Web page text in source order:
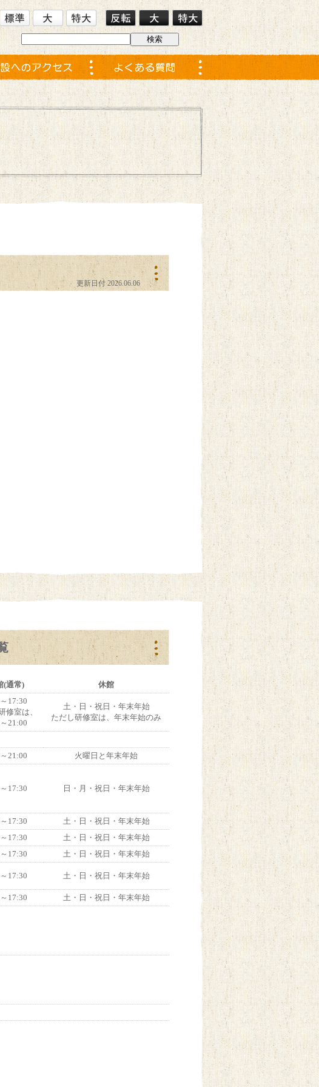
更新日付 2026.06.06
(通常) 休館
17:30
修室は、
21:00
土・日・祝日・年末年始
ただし研修室は、年末年始のみ
21:00 火曜日と年末年始
17:30 日・月・祝日・年末年始
17:30
土・日・祝日・年末年始
17:30
土・日・祝日・年末年始
17:30
土・日・祝日・年末年始
17:30 土・日・祝日・年末年始
17:30 土・日・祝日・年末年始